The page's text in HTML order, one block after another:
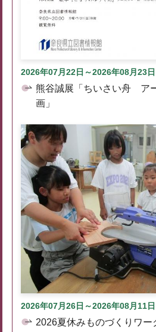
2026年07月22日～2026年08月23日
熊谷誠展「ちいさい舟 ア
画」
2026年07月26日～2026年08月11日
2026夏休みものづくりワー